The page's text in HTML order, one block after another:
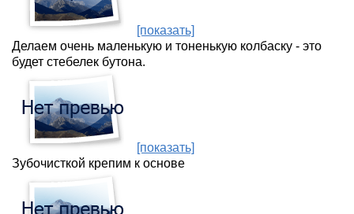
[показать]
Делаем очень маленькую и тоненькую колбаску - это
будет стебелек бутона.
[показать]
Зубочисткой крепим к основе